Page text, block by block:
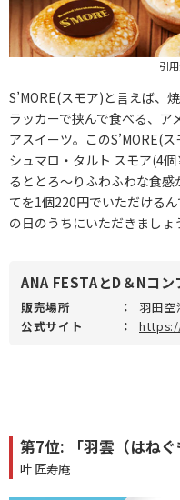
引
S’MORE(スモア)と言えば、
ラッカーで挟んで食べる、ア
アスイーツ。このS’MORE(
シュマロ・タルト スモア(4
るととろ～りふわふわな食
てを1個220円でいただける
の日のうちにいただきましょ
ANA FESTAとD＆Nコ
販売場所 ：
羽田空
公式サイト
：
第7位: 「羽雲（はねぐ
叶 匠寿庵